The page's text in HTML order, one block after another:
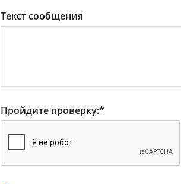
Текст сообщения
Пройдите проверку:*